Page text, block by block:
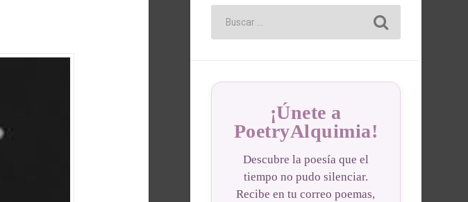
¡Únete a
PoetryAlquimia!
Descubre la poesía que el
tiempo no pudo silenciar.
Recibe en tu correo poemas,